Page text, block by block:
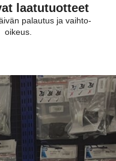
laatutuotteet
palautus ja vaihto-
oikeus.